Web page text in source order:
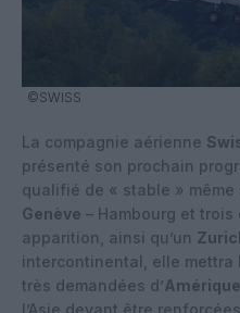
©SWISS
La compagnie aérienne
présenté son prochain
qualifié de « stable »
Genève – Hambourg et
apparition, ainsi qu’un
intercontinental, elle mettra
très demandées d’
l’Asie devant être